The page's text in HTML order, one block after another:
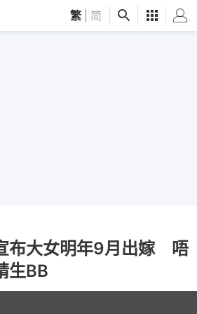
繁 简
布大女明年9月出嫁 唔
生BB